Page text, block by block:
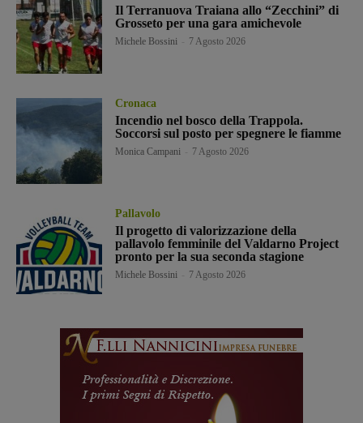
Il Terranuova Traiana allo “Zecchini” di
Grosseto per una gara amichevole
Michele Bossini 7 Agosto 2026
Cronaca
Incendio nel bosco della Trappola.
Soccorsi sul posto per spegnere le fiamme
Monica Campani 7 Agosto 2026
Pallavolo
Il progetto di valorizzazione della
pallavolo femminile del Valdarno Project
pronto per la sua seconda stagione
Michele Bossini 7 Agosto 2026